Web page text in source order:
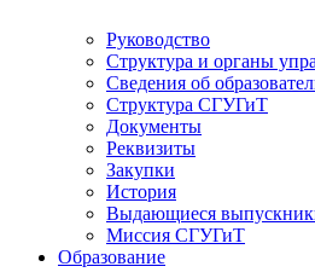
Руководство
Структура и органы
Сведения об
Структура СГУГиТ
Документы
Реквизиты
Закупки
История
Выдающиеся
Миссия СГУГиТ
Образование